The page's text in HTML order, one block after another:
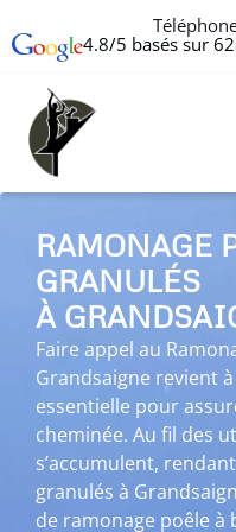
4.8/5 basés sur
RAMONAGE
GRANULÉS
À
Faire appel au
Grandsaigne revient
essentielle pour
cheminée. Au fil des
s’accumulent,
granulés à
de ramonage poêle à